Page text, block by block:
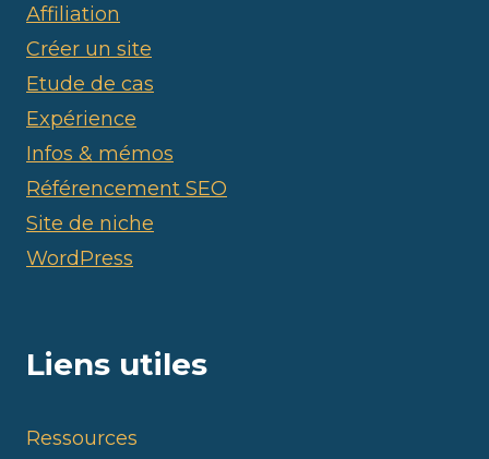
Affiliation
Créer un site
Etude de cas
Expérience
Infos & mémos
Référencement SEO
Site de niche
WordPress
Liens utiles
Ressources